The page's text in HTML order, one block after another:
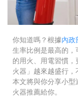
你知道嗎？根據內政
生率比例是最高的
的用火、用電習慣
火器」越來越盛行，
本文將與你分享小
火器推薦給你。